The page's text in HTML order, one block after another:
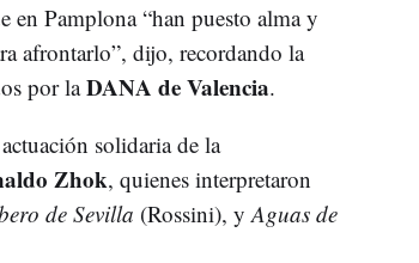
en Pamplona “han puesto alma y
afrontarlo”, dijo, recordando la
por laDANA de Valencia.
solidaria de la
Zhok, quienes interpretaron
de Sevilla (Rossini), y Aguas de